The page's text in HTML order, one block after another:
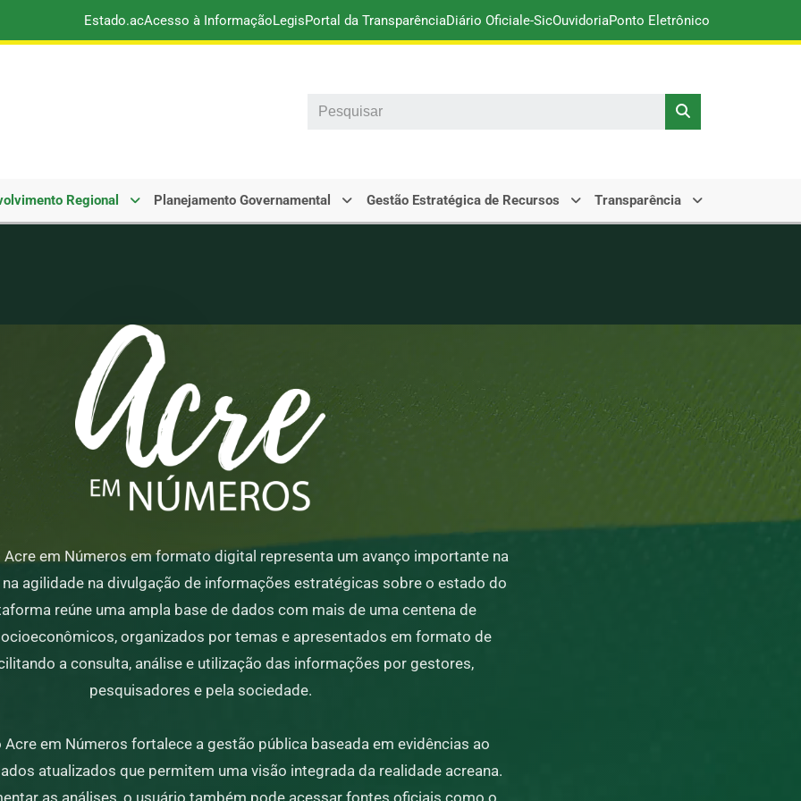
Estado.acAcesso à InformaçãoLegisPortal da TransparênciaDiário Oficial e-SicOuvidoriaPonto Eletrônico
Search
Regional Planejamento Governamental Gestão Estratégica de Recursos Transparência
em Números em formato digital representa um avanço importante na
agilidade na divulgação de informações estratégicas sobre o estado do
reúne uma ampla base de dados com mais de uma centena de
organizados por temas e apresentados em formato de
a consulta, análise e utilização das informações por gestores,
pesquisadores e pela sociedade.
Acre em Números fortalece a gestão pública baseada em evidências ao
atualizados que permitem uma visão integrada da realidade acreana.
as análises, o usuário também pode acessar fontes oficiais como o